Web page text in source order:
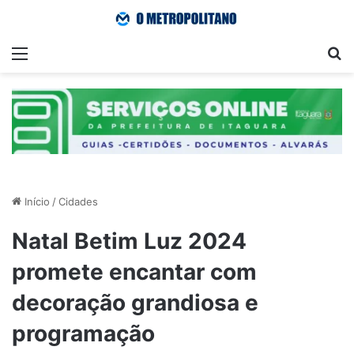
Menu
Início /Cidades
Natal Betim Luz 2024
promete encantar com
decoração grandiosa e
programação